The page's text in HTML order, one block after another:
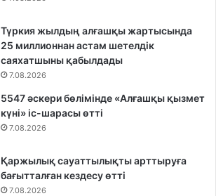
Түркия жылдың алғашқы жартысында
25 миллионнан астам шетелдік
саяхатшыны қабылдады
7.08.2026
5547 әскери бөлімінде «Алғашқы қызмет
күні» іс-шарасы өтті
7.08.2026
Қаржылық сауаттылықты арттыруға
бағытталған кездесу өтті
7.08.2026